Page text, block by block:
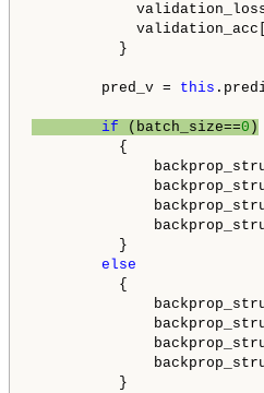
validation_loss[i] =
validation_acc[i] =
}
pred_v = this
if (batch_size==0 )
{
}
else
{
}